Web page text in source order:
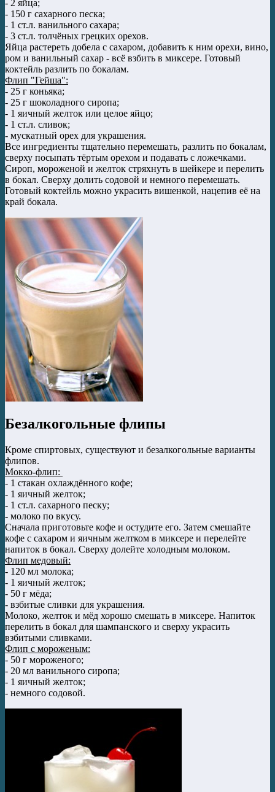
- 2 яйца;
- 150 г сахарного песка;
- 1 ст.л. ванильного сахара;
- 3 ст.л. толчёных грецких орехов.
Яйца растереть добела с сахаром, добавить к ним орехи, вино,
ром и ванильный сахар - всё взбить в миксере. Готовый
коктейль разлить по бокалам.
Флип "Гейша":
- 25 г коньяка;
- 25 г шоколадного сиропа;
- 1 яичный желток или целое яйцо;
- 1 ст.л. сливок;
- мускатный орех для украшения.
Все ингредиенты тщательно перемешать, разлить по бокалам,
сверху посыпать тёртым орехом и подавать с ложечками.
Сироп, мороженой и желток стряхнуть в шейкере и перелить
в бокал. Сверху долить содовой и немного перемешать.
Готовый коктейль можно украсить вишенкой, нацепив её на
край бокала.
Безалкогольные флипы
Кроме спиртовых, существуют и безалкогольные варианты
флипов.
Мокко-флип:
- 1 стакан охлаждённого кофе;
- 1 яичный желток;
- 1 ст.л. сахарного песку;
- молоко по вкусу.
Сначала приготовьте кофе и остудите его. Затем смешайте
кофе с сахаром и яичным желтком в миксере и перелейте
напиток в бокал. Сверху долейте холодным молоком.
Флип медовый:
- 120 мл молока;
- 1 яичный желток;
- 50 г мёда;
- взбитые сливки для украшения.
Молоко, желток и мёд хорошо смешать в миксере. Напиток
перелить в бокал для шампанского и сверху украсить
взбитыми сливками.
Флип с мороженым:
- 50 г мороженого;
- 20 мл ванильного сиропа;
- 1 яичный желток;
- немного содовой.